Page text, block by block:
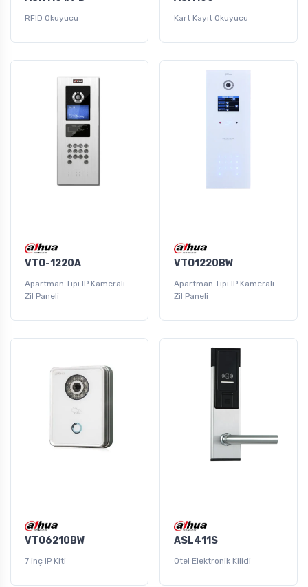
RFID Okuyucu Kart Kayıt Okuyucu
VTO-1220A
Apartman Tipi IP Kameralı
Zil Paneli
VTO1220BW
Apartman Tipi IP Kameralı
Zil Paneli
VTO6210BW
7 inç IP Kiti
ASL411S
Otel Elektronik Kilidi